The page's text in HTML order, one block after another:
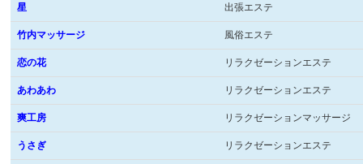
星 出張エステ
竹内マッサージ 風俗エステ
恋の花 リラクゼーションエステ
あわあわ リラクゼーションエステ
爽工房 リラクゼーションマッサージ
うさぎ リラクゼーションエステ